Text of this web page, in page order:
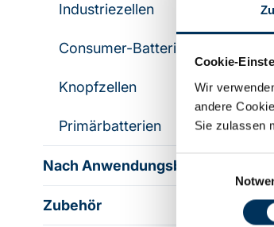
Cookie-
Wir
andere
Sie zulassen
Industriezellen
Consumer-Batterien & -Akkus
Knopfzellen
Primärbatterien
Nach Anwendungsbereich
Zubehör